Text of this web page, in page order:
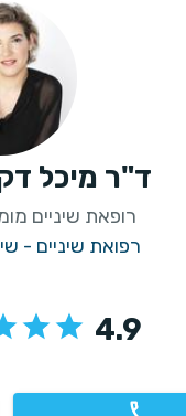
ד"ר מיכל
רופאת שיניים
רפואת שיניים -
4.9